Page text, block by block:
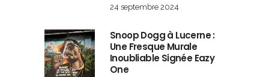
24 septembre 2024
Snoop Dogg à Lucerne :
Une Fresque Murale
Inoubliable Signée Eazy
One